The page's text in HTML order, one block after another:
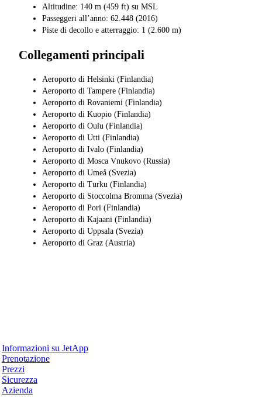
Altitudine: 140 m (459 ft) su MSL
Passeggeri all’anno: 62.448 (2016)
Piste di decollo e atterraggio: 1 (2.600 m)
Collegamenti principali
Aeroporto di Helsinki (Finlandia)
Aeroporto di Tampere (Finlandia)
Aeroporto di Rovaniemi (Finlandia)
Aeroporto di Kuopio (Finlandia)
Aeroporto di Oulu (Finlandia)
Aeroporto di Utti (Finlandia)
Aeroporto di Ivalo (Finlandia)
Aeroporto di Mosca Vnukovo (Russia)
Aeroporto di Umeå (Svezia)
Aeroporto di Turku (Finlandia)
Aeroporto di Stoccolma Bromma (Svezia)
Aeroporto di Pori (Finlandia)
Aeroporto di Kajaani (Finlandia)
Aeroporto di Uppsala (Svezia)
Aeroporto di Graz (Austria)
Informazioni su JetApp
Prenotazione
Prezzi
Sicurezza
Azienda